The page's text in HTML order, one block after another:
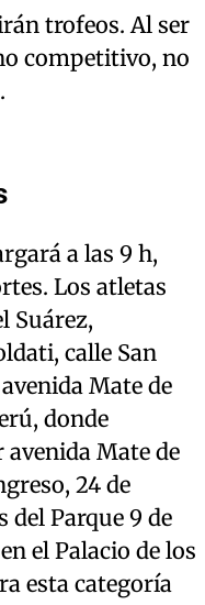
trofeos. Al ser
competitivo, no
a las 9 h,
Los atletas
Suárez,
calle San
Mate de
donde
Mate de
24 de
del Parque 9 de
el Palacio de los
esta categoría